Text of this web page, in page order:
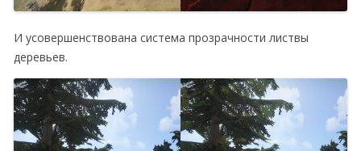
И усовершенствована система прозрачности листвы
деревьев.